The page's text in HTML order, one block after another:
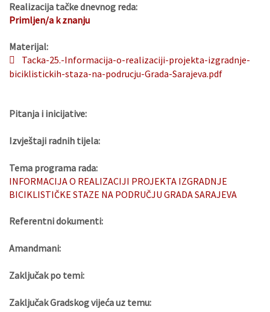
Realizacija tačke dnevnog reda:
Primljen/a k znanju
Materijal:
Tacka-25.-Informacija-o-realizaciji-projekta-izgradnje-
biciklistickih-staza-na-podrucju-Grada-Sarajeva.pdf
Pitanja i inicijative:
Izvještaji radnih tijela:
Tema programa rada:
INFORMACIJA O REALIZACIJI PROJEKTA IZGRADNJE
BICIKLISTIČKE STAZE NA PODRUČJU GRADA SARAJEVA
Referentni dokumenti:
Amandmani:
Zaključak po temi:
Zaključak Gradskog vijeća uz temu: